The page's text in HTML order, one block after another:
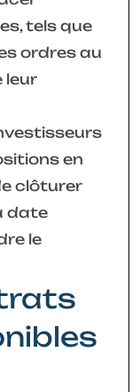
tels que
ordres au
leur
en
clôturer
date
le